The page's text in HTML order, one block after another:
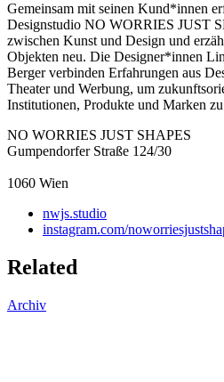
Gemeinsam mit seinen Kund*innen
Designstudio NO WORRIES JUST
zwischen Kunst und Design und
Objekten neu. Die Designer*innen
Berger verbinden Erfahrungen aus
Theater und Werbung, um
Institutionen, Produkte und Marken
NO WORRIES JUST SHAPES
Gumpendorfer Straße 124/30
1060 Wien
nwjs.studio
instagram.com/
Related
Archiv